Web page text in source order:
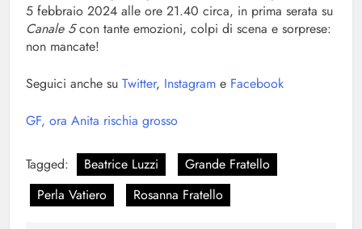
5 febbraio 2024 alle ore 21.40 circa, in prima serata su
Canale 5con tante emozioni, colpi di scena e sorprese:
non mancate!
Seguici anche su Twitter, Instagram e Facebook
GF, ora Anita rischia grosso
Tagged: Beatrice Luzzi
Grande Fratello
Perla Vatiero
Rosanna Fratello